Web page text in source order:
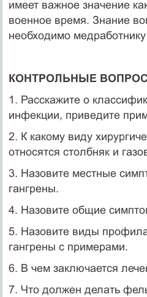
имеет важное значение
военное время. Знание
необходимо
КОНТРОЛЬНЫЕ
1. Расскажите о
инфекции, при­ведите
2. К какому виду
относятся столб­няк и
3. Назовите местные
гангрены.
4. Назовите общие
5. Назовите виды
гангрены с приме­рами.
6. В чем заключается
7. Что должен делать